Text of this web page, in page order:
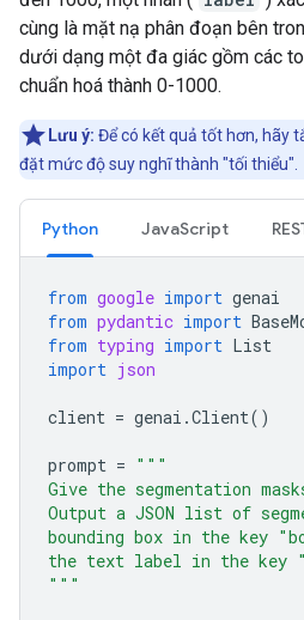
cùng là mặt nạ phân đoạn bên
dưới dạng một đa giác gồm các
chuẩn hoá thành 0-1000.
Lưu ý: Để có kết quả tốt hơn, hãy
đặt mức độ suy nghĩ thành "tối thiểu".
Python JavaScript
from google import genai
from pydantic import
from typing import List
import json
client = genai .Client()
prompt = """
Give the segmentation
Output a JSON list of
bounding box in the key
the text label in the key
"""